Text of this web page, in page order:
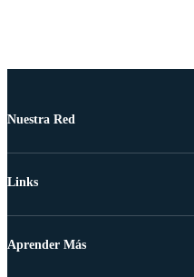
Nuestra Red
Links
Aprender Más